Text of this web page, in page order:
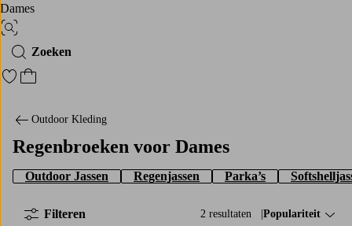
Dames
Afbeelding zoeken
Zoeken
Ga naar favoriete gemarkeerde producten
Ga naar het winkelmandje
Outdoor Kleding
Regenbroeken voor Dames
Outdoor Jassen Regenjassen Parka’s
2 resultaten Sorteer op:
Populariteit
Filteren